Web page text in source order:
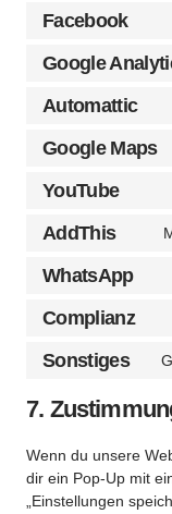
Facebook
Google
Automattic
Google Maps
YouTube
AddThis
WhatsApp
Complianz
Sonstiges
7.
Wenn du unsere
dir ein Pop-Up mit
„Einstellungen